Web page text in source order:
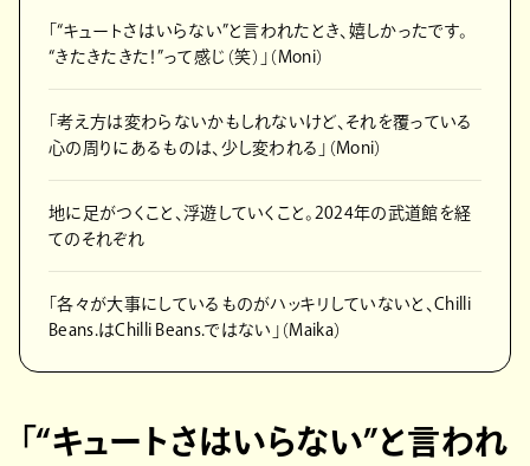
「“キュートさはいらない”と言われたとき、嬉しかったです。
“きたきたきた！”って感じ（笑）」（Moni）
「考え方は変わらないかもしれないけど、それを覆っている
心の周りにあるものは、少し変われる」（Moni）
地に足がつくこと、浮遊していくこと。2024年の武道館を経
てのそれぞれ
「各々が大事にしているものがハッキリしていないと、Chilli
Beans.はChilli Beans.ではない」（Maika）
「“キュートさはいらない”と言われ